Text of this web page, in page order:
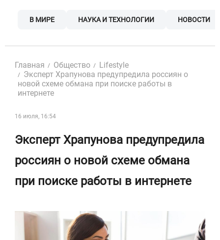
В МИРЕ НАУКА И ТЕХНОЛОГИИ НОВОСТИ
Главная Общество
Lifestyle
Эксперт Храпунова предупредила россиян о
новой схеме обмана при поиске работы в
интернете
16 июля, 16:54
Эксперт Храпунова предупредила
россиян о новой схеме обмана
при поиске работы в интернете